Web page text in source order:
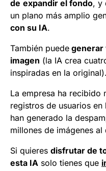
de expandir el fondo, y
un plano más amplio
con su IA.
También puede generar
imagen (la IA crea
inspiradas en la original).
La empresa ha recibido
registros de usuarios
han generado la
millones de imágenes al
Si quieres disfrutar de
esta IA solo tienes que